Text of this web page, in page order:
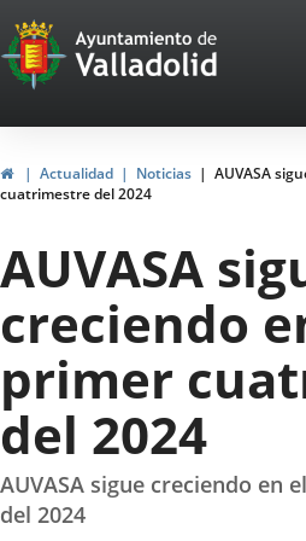
Portal
Web
del
Ayuntamiento
de
Valladolid
InicioActualidad Noticias
AUVASA
cuatrimestre del 2024
AUVASA
creciendo
primer
del 2024
AUVASA sigue creciendo en
del 2024